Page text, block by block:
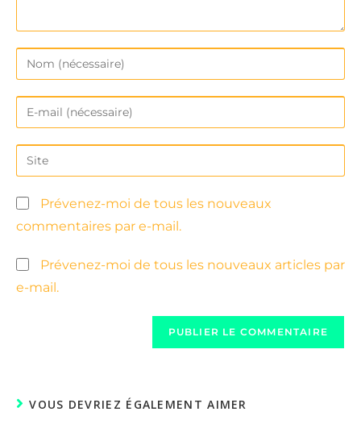
Prévenez-moi de tous les nouveaux
commentaires par e-mail.
Prévenez-moi de tous les nouveaux articles par
e-mail.
VOUS DEVRIEZ ÉGALEMENT AIMER